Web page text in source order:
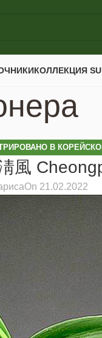
КОЛЛЕКЦИЯ
В
風
On 21.02.2022